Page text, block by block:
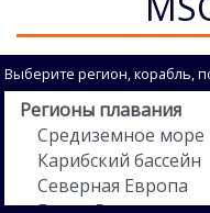
Выберите регион, корабль,